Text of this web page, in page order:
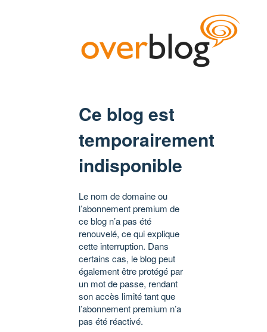
Ce blog est
temporairement
indisponible
Le nom de domaine ou
l’abonnement premium de
ce blog n’a pas été
renouvelé, ce qui explique
cette interruption. Dans
certains cas, le blog peut
également être protégé par
un mot de passe, rendant
son accès limité tant que
l’abonnement premium n’a
pas été réactivé.